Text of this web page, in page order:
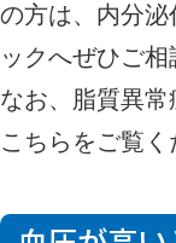
の方は、内分
ックへぜひご相
なお、脂質異常
こちら をご覧く